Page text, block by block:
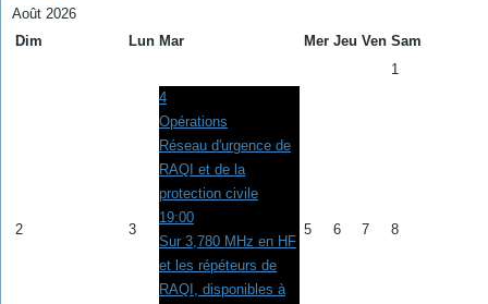
Août 2026
Dim
Lun Mar Mer Jeu Ven Sam
1
2 3
4
Opérations
Réseau d'urgence de
RAQI et de la
protection civile
19:00
Sur 3,780 MHz en HF
et les répéteurs de
RAQI, disponibles à
5 6 7 8